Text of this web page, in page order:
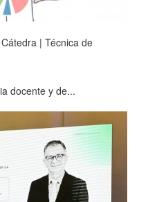
| Técnica de
docente y de...